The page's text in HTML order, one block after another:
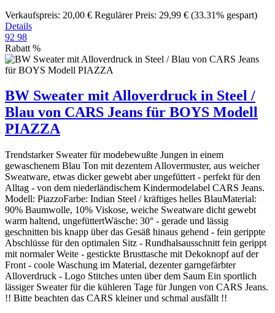
Verkaufspreis: 20,00 € Regulärer Preis: 29,99 € (33.31% gespart)
Details
92 98
Rabatt %
BW Sweater mit Alloverdruck in Steel /
Blau von CARS Jeans für BOYS Modell
PIAZZA
Trendstarker Sweater für modebewußte Jungen in einem
gewaschenem Blau Ton mit dezentem Allovermuster, aus weicher
Sweatware, etwas dicker gewebt aber ungefüttert - perfekt für den
Alltag - von dem niederländischem Kindermodelabel CARS Jeans.
Modell: PiazzoFarbe: Indian Steel / kräftiges helles BlauMaterial:
90% Baumwolle, 10% Viskose, weiche Sweatware dicht gewebt
warm haltend, ungefüttertWäsche: 30° - gerade und lässig
geschnitten bis knapp über das Gesäß hinaus gehend - fein gerippte
Abschlüsse für den optimalen Sitz - Rundhalsausschnitt fein gerippt
mit normaler Weite - gestickte Brusttasche mit Dekoknopf auf der
Front - coole Waschung im Material, dezenter garngefärbter
Alloverdruck - Logo Stitches unten über dem Saum Ein sportlich
lässiger Sweater für die kühleren Tage für Jungen von CARS Jeans.
!! Bitte beachten das CARS kleiner und schmal ausfällt !!